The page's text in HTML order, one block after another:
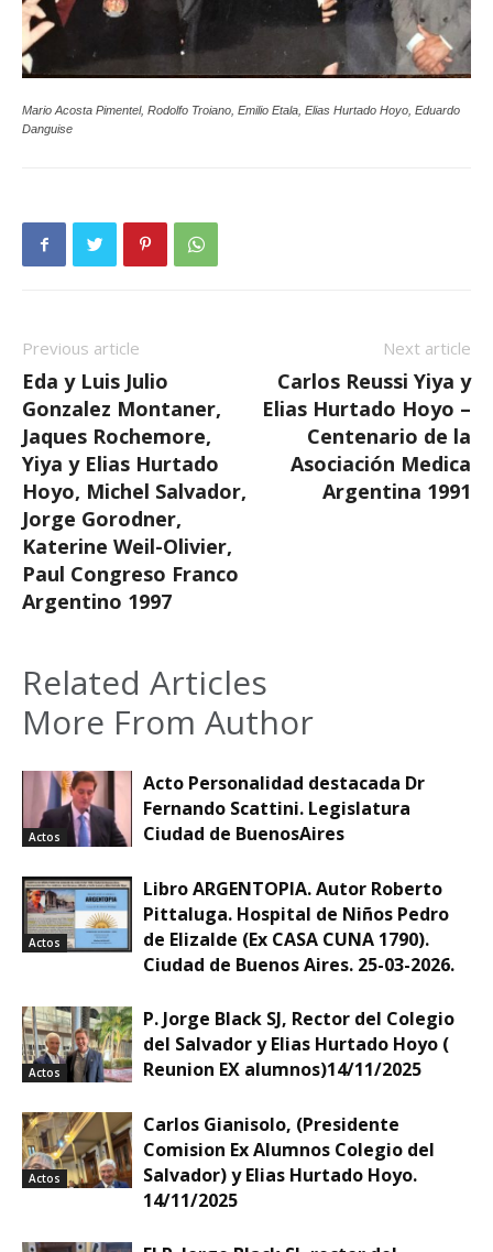
Mario Acosta Pimentel, Rodolfo Troiano, Emilio Etala, Elias Hurtado Hoyo, Eduardo
Danguise
Previous article
Eda y Luis Julio
Gonzalez Montaner,
Jaques Rochemore,
Yiya y Elias Hurtado
Hoyo, Michel Salvador,
Jorge Gorodner,
Katerine Weil-Olivier,
Paul Congreso Franco
Argentino 1997
Next article
Carlos Reussi Yiya y
Elias Hurtado Hoyo –
Centenario de la
Asociación Medica
Argentina 1991
Related Articles
More From Author
Actos
Acto Personalidad destacada Dr
Fernando Scattini. Legislatura
Ciudad de BuenosAires
Actos
Libro ARGENTOPIA. Autor Roberto
Pittaluga. Hospital de Niños Pedro
de Elizalde (Ex CASA CUNA 1790).
Ciudad de Buenos Aires. 25-03-2026.
Actos
P. Jorge Black SJ, Rector del Colegio
del Salvador y Elias Hurtado Hoyo (
Reunion EX alumnos)14/11/2025
Actos
Carlos Gianisolo, (Presidente
Comision Ex Alumnos Colegio del
Salvador) y Elias Hurtado Hoyo.
14/11/2025